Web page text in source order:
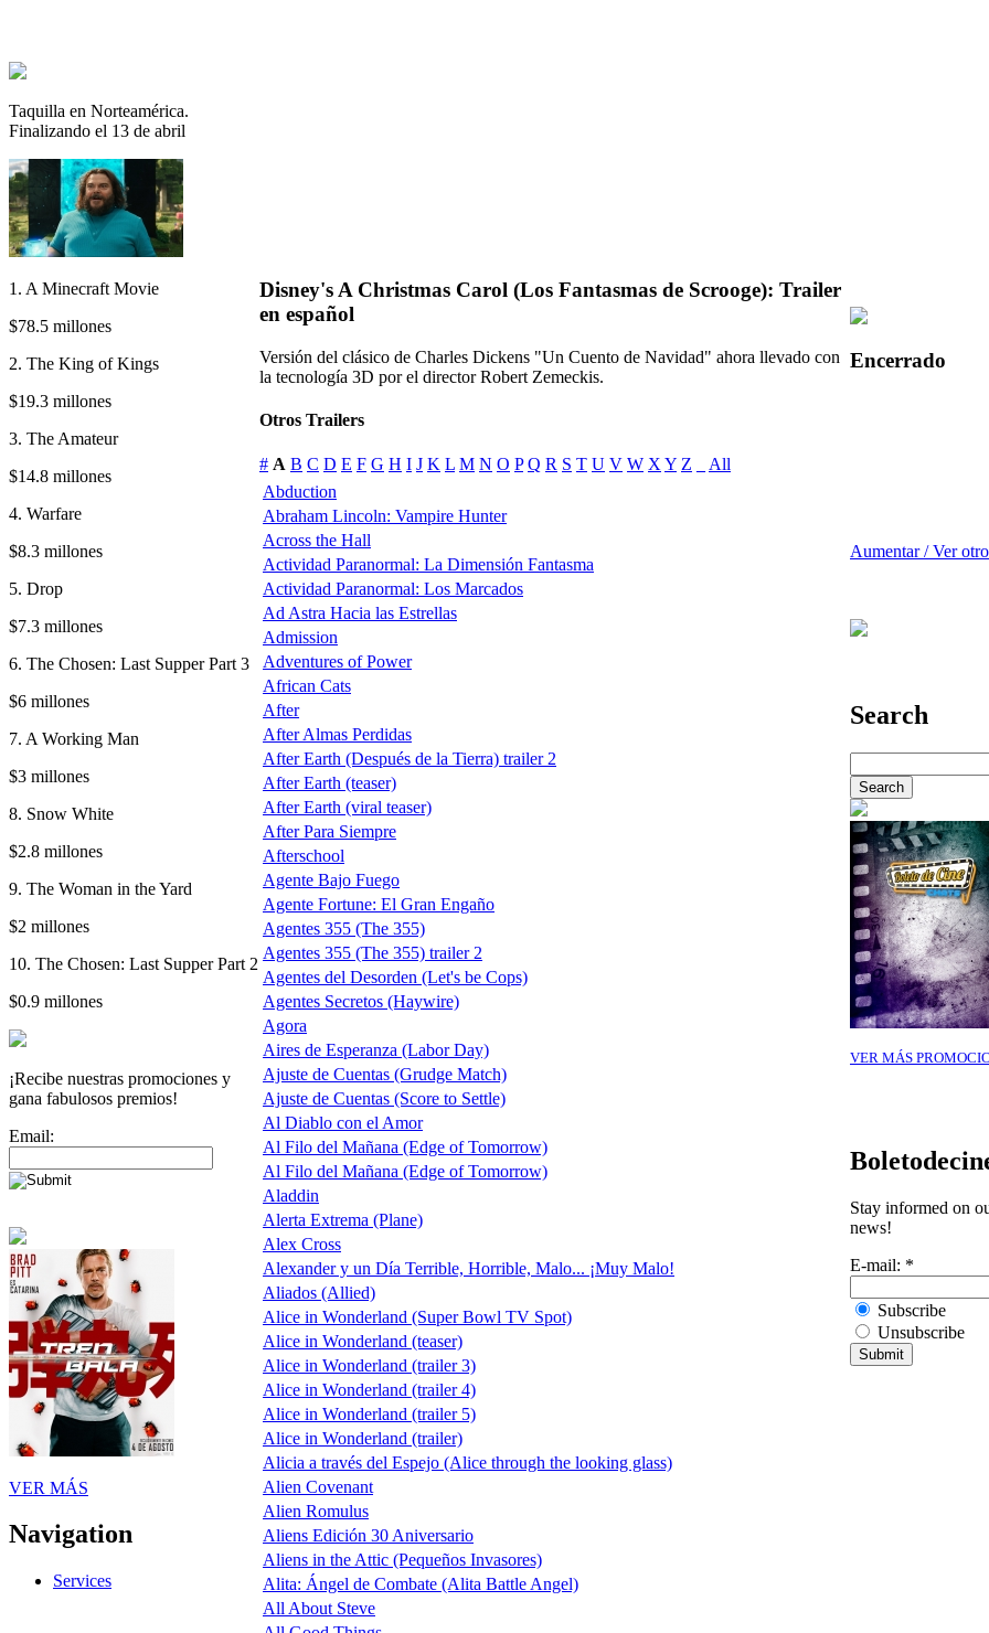
Taquilla en Norteamérica.
Finalizando el 13 de abril
1. A Minecraft Movie
$78.5 millones
2. The King of Kings
$19.3 millones
3. The Amateur
$14.8 millones
4. Warfare
$8.3 millones
5. Drop
$7.3 millones
6. The Chosen: Last Supper Part 3
$6 millones
7. A Working Man
$3 millones
8. Snow White
$2.8 millones
9. The Woman in the Yard
$2 millones
10. The Chosen: Last Supper Part 2
$0.9 millones
¡Recibe nuestras promociones y
gana fabulosos premios!
Email:
VER MÁS
Navigation
Services
Disney's A Christmas Carol (Los Fantasmas de Scrooge): Trailer
en español
Versión del clásico de Charles Dickens "Un Cuento de Navidad" ahora llevado con
la tecnología 3D por el director Robert Zemeckis.
Otros Trailers
# A B C D E F G H I J K L M N O P Q R S T U V W X Y Z
All
Abduction
Abraham Lincoln: Vampire Hunter
Across the Hall
Actividad Paranormal: La Dimensión Fantasma
Actividad Paranormal: Los Marcados
Ad Astra Hacia las Estrellas
Admission
Adventures of Power
African Cats
After
After Almas Perdidas
After Earth (Después de la Tierra) trailer 2
After Earth (teaser)
After Earth (viral teaser)
After Para Siempre
Afterschool
Agente Bajo Fuego
Agente Fortune: El Gran Engaño
Agentes 355 (The 355)
Agentes 355 (The 355) trailer 2
Agentes del Desorden (Let's be Cops)
Agentes Secretos (Haywire)
Agora
Aires de Esperanza (Labor Day)
Ajuste de Cuentas (Grudge Match)
Ajuste de Cuentas (Score to Settle)
Al Diablo con el Amor
Al Filo del Mañana (Edge of Tomorrow)
Al Filo del Mañana (Edge of Tomorrow)
Aladdin
Alerta Extrema (Plane)
Alex Cross
Alexander y un Día Terrible, Horrible, Malo... ¡Muy Malo!
Aliados (Allied)
Alice in Wonderland (Super Bowl TV Spot)
Alice in Wonderland (teaser)
Alice in Wonderland (trailer 3)
Alice in Wonderland (trailer 4)
Alice in Wonderland (trailer 5)
Alice in Wonderland (trailer)
Alicia a través del Espejo (Alice through the looking glass)
Alien Covenant
Alien Romulus
Aliens Edición 30 Aniversario
Aliens in the Attic (Pequeños Invasores)
Alita: Ángel de Combate (Alita Battle Angel)
All About Steve
Encerrado
Aumentar / Ver
Search
VER MÁS
Stay informed on
news!
E-mail: *
Subscribe
Unsubscribe